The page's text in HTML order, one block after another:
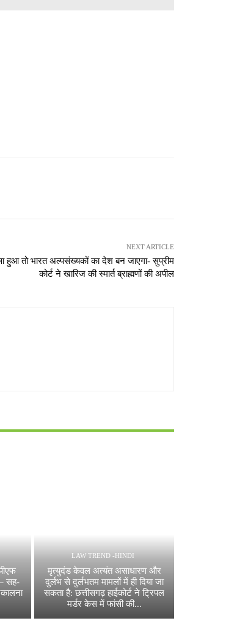
NEXT ARTICLE
हुआ तो भारत अल्पसंख्यकों का देश बन जाएगा- सुप्रीम
कोर्ट ने खारिज की स्मार्त ब्राह्मणों की अपील
सह-
LAW TREND -HINDI
मृत्युदंड केवल अत्यंत असाधारण और
दुर्लभ से दुर्लभतम मामलों में ही दिया जा
सकता है: छत्तीसगढ़ हाईकोर्ट ने ट्रिपल
मर्डर केस में फांसी की...